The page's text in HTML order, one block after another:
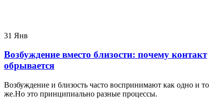
31 Янв
Возбуждение вместо близости: почему контакт
обрывается
Возбуждение и близость часто воспринимают как одно и то
же.Но это принципиально разные процессы.